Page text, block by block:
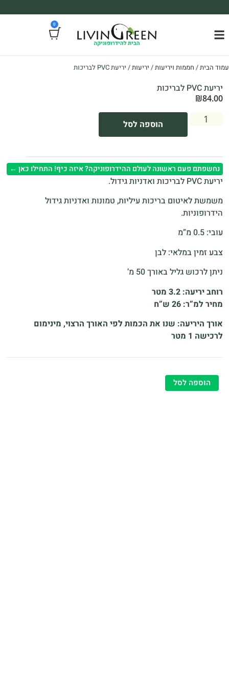
*בהתאם להגבלת גודל ומשקל
0
עמוד הבית/ חממות ויריעות/ יריעות/ יריעת PVC לבריכות
יריעת PVC לבריכות
₪84.00
הוספה לסל
נחשפתם פעם ראשונה לעולם ההידרופוניקה? איזה כיף! התחילו כאן ←
יריעת PVC לבריכות ואדניות גידול.
משמשת לאיטום בריכות עיליות, טמונות ואדניות גידול
הידרופוניות.
עובי: 0.5 מ”מ
צבע זמין במלאי: לבן
ניתן לרכוש גליל באורך 50 מ’
רוחב יריעה: 3.2 מטר
מחיר למ”ר: 26 ש”ח
אורך היריעה: שנו את הכמות לפי האורך הרצוי, מינימום
לרכישה 1 מטר
הוספה לסל